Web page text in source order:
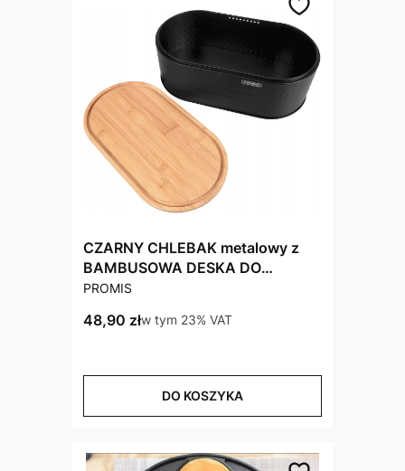
CZARNY CHLEBAK metalowy z
BAMBUSOWA DESKA DO
KROJENIA drewniana pokrywa
PRODUCENT
PROMIS
Cena brutto
48,90 złw tym %s VAT
w tym 23% VAT
DO KOSZYKA